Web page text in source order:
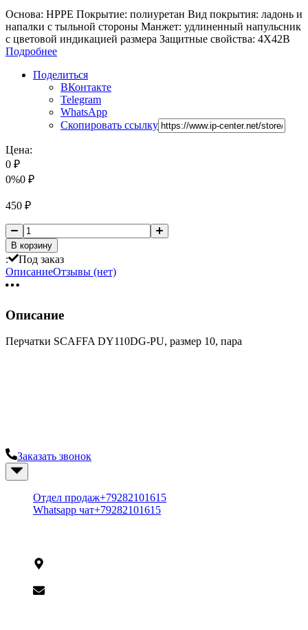
Основа: HPPE Покрытие: полиуретан Вид покрытия: ладонь и
напалки с тыльной стороны Манжет: удлиненный напульсник
с цветовой индикацией размера Защитные свойства: 4X42B
Подробнее
Поделиться
ВКонтакте
Telegram
WhatsApp
Скопировать ссылку
Цена:
0 ₽
0%0 ₽
450 ₽
В корзину
:
Под заказ
ОписаниеОтзывы (нет)
Описание
Перчатки SCAFFA DY110DG-PU, размер 10, пара
Заказать звонок
Отдел продаж+79282101615
Whatsapp чат+79282101615